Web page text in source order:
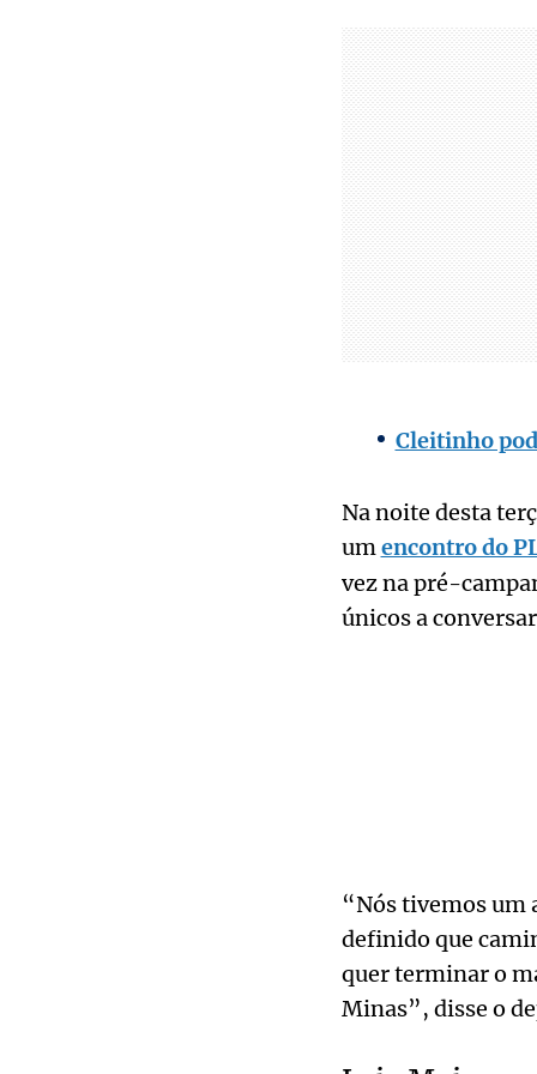
Cleitinho
Na noite desta
umencontro do
vez na pré-
únicos a
“Nós tivemos um
definido que
quer terminar o
Minas”, disse o